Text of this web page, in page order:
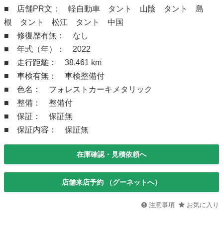
■ 店舗PR文： 軽自動車 タント 山陰 タント 島
根 タント 松江 タント 中国
■ 修復歴有無： なし
■ 年式（年）： 2022
■ 走行距離： 38,461 km
■ 車検有無： 車検整備付
■ 色名： フォレストカーキメタリック
■ 整備： 整備付
■ 保証： 保証無
■ 保証内容： 保証無
在庫確認・見積依頼へ
店舗来店予約 （グーネットへ）
注意事項 お気に入り